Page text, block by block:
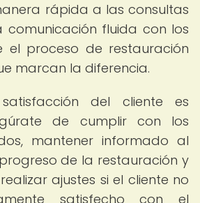
rápida a las consultas
comunicación fluida con los
el proceso de restauración
marcan la diferencia.
del cliente es
de cumplir con los
mantener informado al
de la restauración y
ajustes si el cliente no
satisfecho con el